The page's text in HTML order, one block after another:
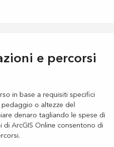
e percorsi
in base a requisiti specifici
o altezze del
denaro tagliando le spese di
ArcGIS Online consentono di